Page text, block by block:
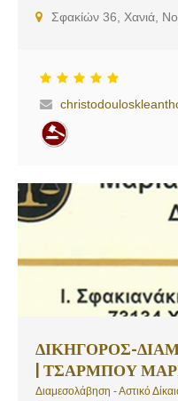
Τραπεζικών Διαφορών, Αστικό
Σφακίών 36, Χανιά,
ΔΙΚΗΓΟΡΟΣ-
| ΤΣΑΡΜΠΟΥ
Διαμεσολάβηση - Αστικό